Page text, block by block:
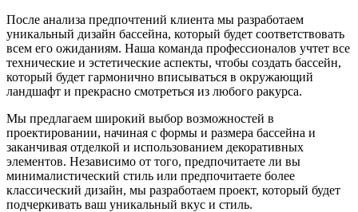
После анализа предпочтений клиента мы разработаем
уникальный дизайн бассейна, который будет соответствовать
всем его ожиданиям. Наша команда профессионалов учтет все
технические и эстетические аспекты, чтобы создать бассейн,
который будет гармонично вписываться в окружающий
ландшафт и прекрасно смотреться из любого ракурса.
Мы предлагаем широкий выбор возможностей в
проектировании, начиная с формы и размера бассейна и
заканчивая отделкой и использованием декоративных
элементов. Независимо от того, предпочитаете ли вы
минималистический стиль или предпочитаете более
классический дизайн, мы разработаем проект, который будет
подчеркивать ваш уникальный вкус и стиль.